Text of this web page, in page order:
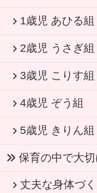
1歳児 あひる組
2歳児 うさぎ組
3歳児 こりす組
4歳児 ぞう組
5歳児 きりん組
保育の中で大
丈夫な身体づく